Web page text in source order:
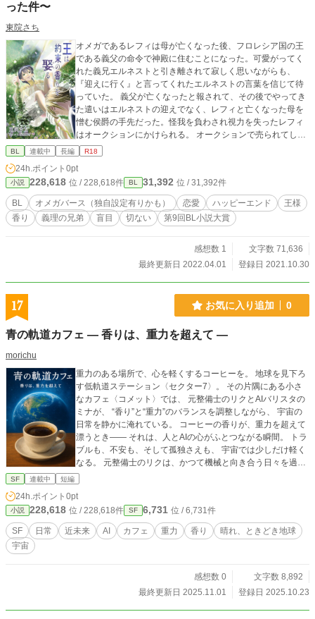
った件〜
東院さち
オメガであるレフィは母が亡くなった後、フロレシア国の王
である義父の命令で神殿に住むことになった。可愛がってく
れた義兄エルネストと引き離されて寂しく思いながらも、
『迎えに行く』と言ってくれたエルネストの言葉を信じて待
っていた。 義父が亡くなったと報されて、その後でやってき
た遣いはエルネストの迎えでなく、レフィと亡くなった母を
憎む侯爵の手先だった。怪我を負わされ視力を失ったレフィ
はオークションにかけられる。 オークションで売られてしま
ったのか、連れてこられた場所でレフィはアルファであるロ
ーレルを受け入れても心は千々に乱れる。そんなレフィにロ
ーレルは優しく愛を注ぎ続けるが……。
BL 連載中 長編 R18
24h.ポイント 0pt
小説 228,618 位 / 228,618件 BL 31,392 位 / 31,392件
BL オメガバース（独自設定有りかも） 恋愛 ハッピーエンド
王様
香り
義理の兄弟 盲目 切ない 第9回BL小説大賞
感想数 1
文字数 71,636
最終更新日 2022.04.01
登録日 2021.10.30
17 お気に入り追加 0
青の軌道カフェ ― 香りは、重力を超えて ―
morichu
重力のある場所で、心を軽くするコーヒーを。 地球を見下ろ
す低軌道ステーション〈セクター7〉。 その片隅にある小さ
なカフェ〈コメット〉では、 元整備士のリクとAIバリスタの
ミナが、 “香り”と“重力”のバランスを調整しながら、 宇宙の
日常を静かに淹れている。 コーヒーの香りが、重力を超えて
漂うとき―― それは、人とAIの心がふとつながる瞬間。 トラ
ブルも、不安も、そして孤独さえも、 宇宙では少しだけ軽く
なる。 元整備士のリクは、かつて機械と向き合う日々を過ご
していた。 今は〈コメット〉の店主として、 整備よりも繊細
静かに語り、観察し、時に学び、 人の感情をデータにできな
い形で理解しようとしている。 ミナは演算体でありながら、
湯気や音、そして沈黙の中に“心”を見いだしていく。 彼女の
言葉はいつも丁寧で、少しずれていて、 でも確かに“優し
声を拾うカナ。 そして地球に残った仲間・アヤメ。 彼らの声
や記録が、ときに電波を越えてこのカフェに届く。 ミナはそ
SF 連載中 短編
24h.ポイント 0pt
小説 228,618 位 / 228,618件 SF 6,731 位 / 6,731件
SF 日常 近未来 AI カフェ 重力 香り
晴れ、ときどき地球
宇宙
感想数 0
文字数 8,892
最終更新日 2025.11.01
登録日 2025.10.23